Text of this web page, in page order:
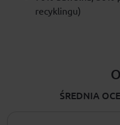
recyklingu)
ŚREDNIA